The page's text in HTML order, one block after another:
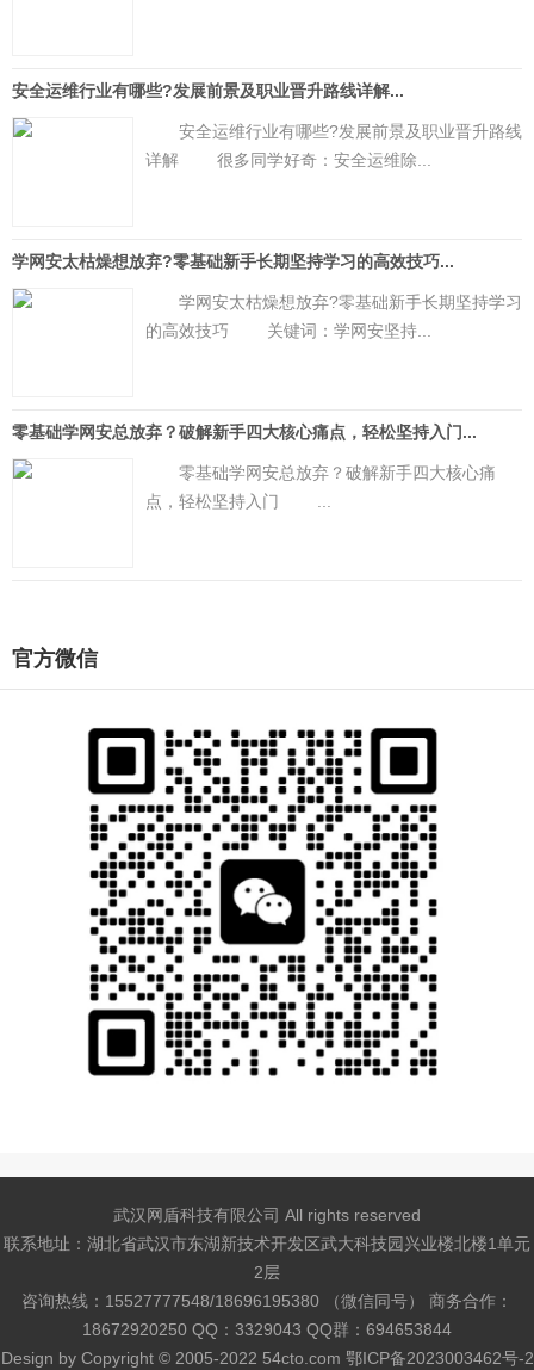
安全运维行业有哪些?发展前景及职业晋升路线详解...
安全运维行业有哪些?发展前景及职业晋升路线
详解 很多同学好奇：安全运维除...
学网安太枯燥想放弃?零基础新手长期坚持学习的高效技巧...
学网安太枯燥想放弃?零基础新手长期坚持学习
的高效技巧 关键词：学网安坚持...
零基础学网安总放弃？破解新手四大核心痛点，轻松坚持入门...
零基础学网安总放弃？破解新手四大核心痛
点，轻松坚持入门 ...
官方微信
武汉网盾科技有限公司 All rights reserved
联系地址：湖北省武汉市东湖新技术开发区武大科技园兴业楼北楼1单元
2层
咨询热线：15527777548/18696195380 （微信同号） 商务合作：
18672920250 QQ：3329043 QQ群：694653844
Design by Copyright © 2005-2022 54cto.com 鄂ICP备2023003462号-2